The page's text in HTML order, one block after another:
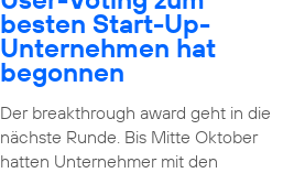
besten Start-Up-
Unternehmen hat
begonnen
Der breakthrough award geht in die
nächste Runde. Bis Mitte Oktober
hatten Unternehmer mit den